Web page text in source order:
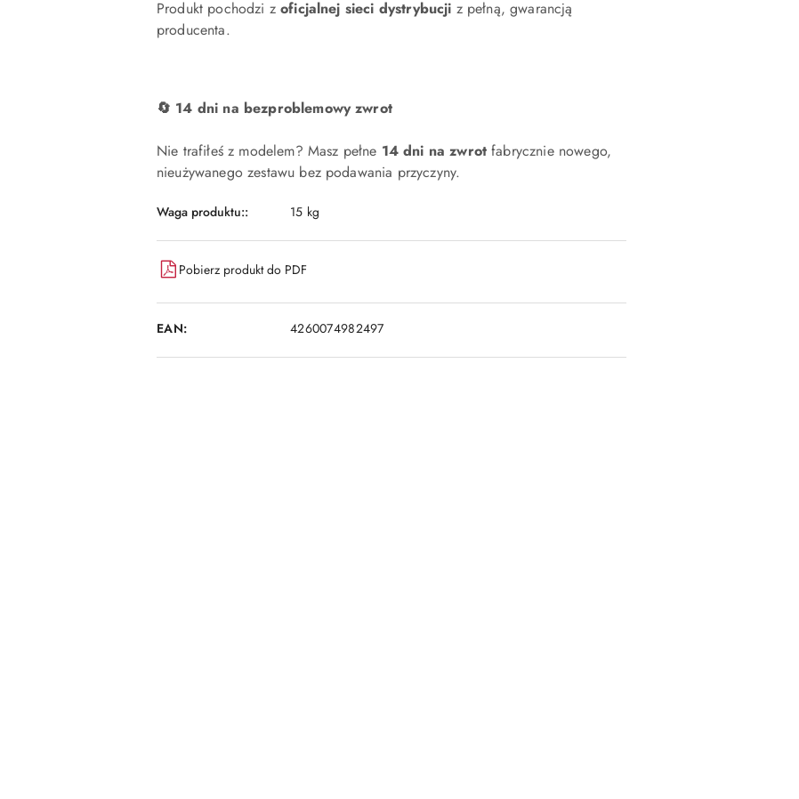
Produkt pochodzi zoficjalnej sieci dystrybucji z pełną, gwarancją
producenta.
🔄 14 dni na bezproblemowy zwrot
Nie trafiłeś z modelem? Masz pełne 14 dni na zwrot fabrycznie nowego,
nieużywanego zestawu bez podawania przyczyny.
Waga produktu:: 15 kg
Pobierz produkt do PDF
EAN: 4260074982497